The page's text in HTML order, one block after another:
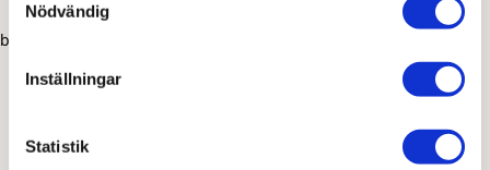
Nödvändig
Inställningar
Statistik
browser console for more information)